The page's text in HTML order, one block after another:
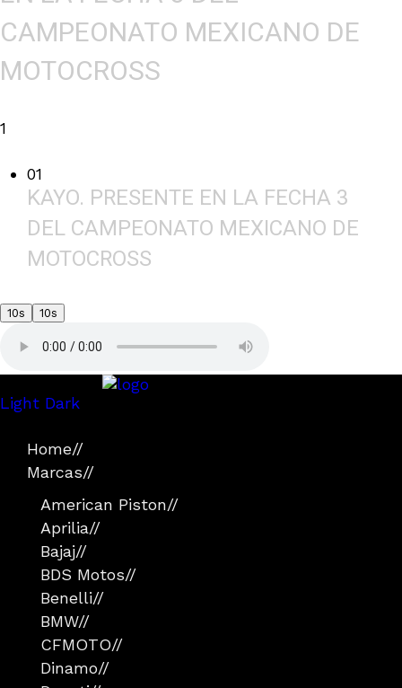
CAMPEONATO MEXICANO DE
MOTOCROSS
1
01
KAYO. PRESENTE EN LA FECHA 3
DEL CAMPEONATO MEXICANO DE
MOTOCROSS
10s 10s
Light Dark
Home//
Marcas//
American Piston//
Aprilia//
Bajaj//
BDS Motos//
Benelli//
BMW//
CFMOTO//
Dinamo//